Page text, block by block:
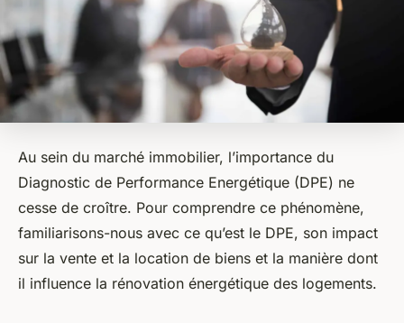
Au sein du marché immobilier, l’importance du
Diagnostic de Performance Energétique (DPE) ne
cesse de croître. Pour comprendre ce phénomène,
familiarisons-nous avec ce qu’est le DPE, son impact
sur la vente et la location de biens et la manière dont
il influence la rénovation énergétique des logements.